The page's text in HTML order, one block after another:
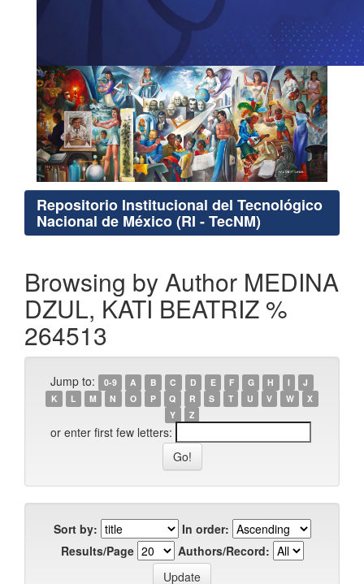
Repositorio Institucional del Tecnológico
Nacional de México (RI - TecNM)
Browsing by Author MEDINA
DZUL, KATI BEATRIZ %
264513
Jump to: 0-9 A B C D E F G H I
J
K
L M N O P Q R S T U V W
X
Y
Z
or enter first few letters:
Sort by:
In order:
Results/Page
Authors/Record: